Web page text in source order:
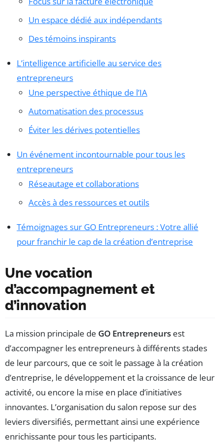
Un espace dédié aux indépendants
Des témoins inspirants
L’intelligence artificielle au service des
entrepreneurs
Une perspective éthique de l’IA
Automatisation des processus
Éviter les dérives potentielles
Un événement incontournable pour tous les
entrepreneurs
Réseautage et collaborations
Accès à des ressources et outils
Témoignages sur GO Entrepreneurs : Votre allié
pour franchir le cap de la création d’entreprise
Une vocation
d’accompagnement et
d’innovation
La mission principale de GO Entrepreneurs est
d’accompagner les entrepreneurs à différents stades
de leur parcours, que ce soit le passage à la création
d’entreprise, le développement et la croissance de leur
activité, ou encore la mise en place d’initiatives
innovantes. L’organisation du salon repose sur des
leviers diversifiés, permettant ainsi une expérience
enrichissante pour tous les participants.